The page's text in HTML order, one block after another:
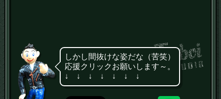
しかし間抜けな姿だな（苦笑）
応援クリックお願いします～。
↓ ↓ ↓ ↓ ↓ ↓ ↓